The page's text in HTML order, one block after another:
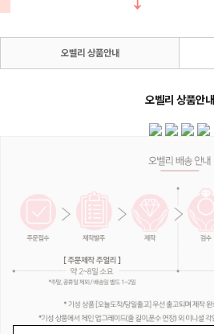
오벨리 상품안내
오벨리 상품안내